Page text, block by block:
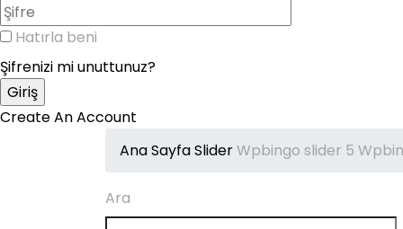
Hatırla beni
Şifrenizi mi unuttunuz?
Create An Account
Ana SayfaSliderWpbingo slider 5
Ara